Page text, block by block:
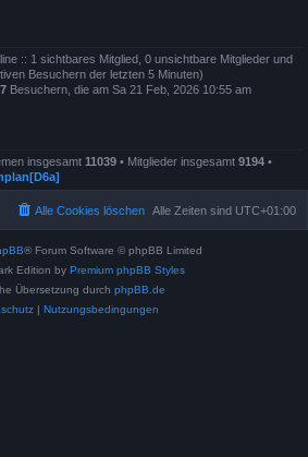
:: 1 sichtbares Mitglied, 0 unsichtbare Mitglieder und
Besuchern der letzten 5 Minuten)
Besuchern, die am Sa 21 Feb, 2026 10:55 am
insgesamt 11039 • Mitglieder insgesamt 9194 •
Alle Zeiten sind UTC+01:00
Alle Cookies löschen
® Forum Software © phpBB Limited
Edition by Premium phpBB Styles
Übersetzung durch phpBB.de
| Nutzungsbedingungen